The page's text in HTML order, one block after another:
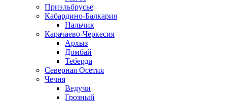
Приэльбрусье
Кабардино-Балкария
Нальчик
Карачаево-Черкесия
Архыз
Домбай
Теберда
Северная Осетия
Чечня
Ведучи
Грозный